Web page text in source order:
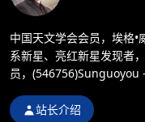
中国天文学会会员，埃格
系新星、亮红新星发现者
员，(546756)Sunguoyou
站长介绍